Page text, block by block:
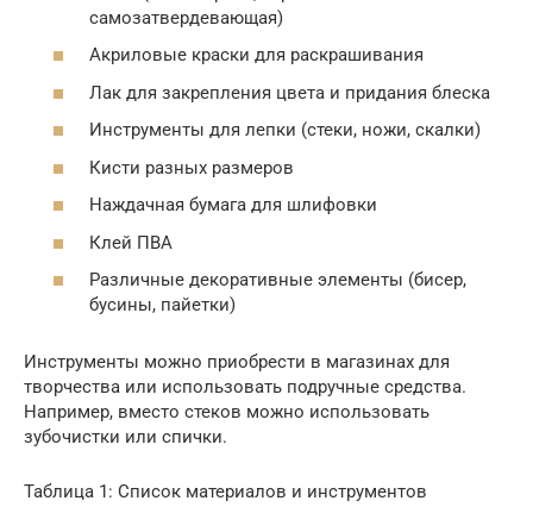
самозатвердевающая)
Акриловые краски для раскрашивания
Лак для закрепления цвета и придания блеска
Инструменты для лепки (стеки, ножи, скалки)
Кисти разных размеров
Наждачная бумага для шлифовки
Клей ПВА
Различные декоративные элементы (бисер,
бусины, пайетки)
Инструменты можно приобрести в магазинах для
творчества или использовать подручные средства.
Например, вместо стеков можно использовать
зубочистки или спички.
Таблица 1: Список материалов и инструментов